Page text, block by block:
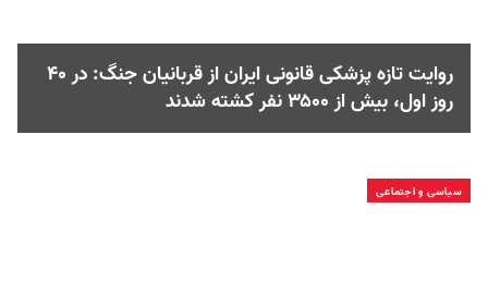
روایت تازه پزشکی قانونی ایران از قربانیان جنگ: در ۴۰
روز اول، بیش از ۳۵۰۰ نفر کشته شدند
سیاسی و اجتماعی